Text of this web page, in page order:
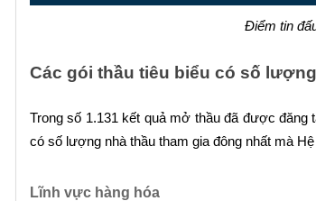
Điểm tin
Các gói thầu tiêu biểu có số
Trong số 1.131 kết quả mở thầu đã được đăng
có số lượng nhà thầu tham gia đông nhất mà
Lĩnh vực hàng hóa